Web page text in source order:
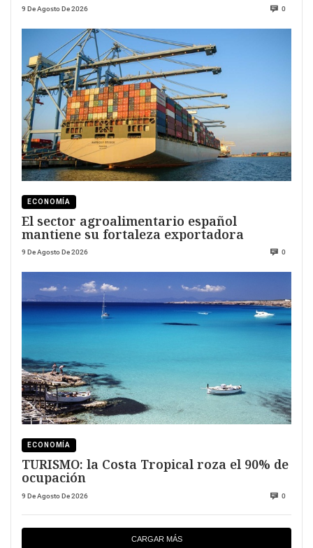
9 De Agosto De 2026 0
ECONOMÍA
El sector agroalimentario español
mantiene su fortaleza exportadora
9 De Agosto De 2026 0
ECONOMÍA
TURISMO: la Costa Tropical roza el 90% de
ocupación
9 De Agosto De 2026 0
CARGAR MÁS